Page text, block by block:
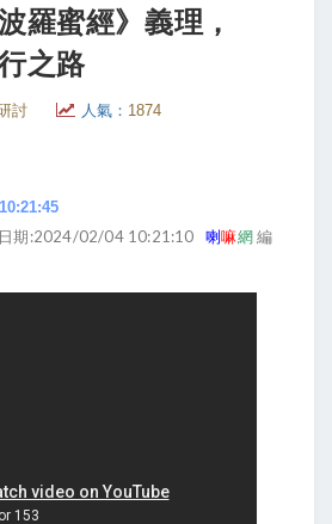
羅蜜經》義理，
之路
討 人氣： 1874
日期:2024/02/04 10:21:10喇嘛網編